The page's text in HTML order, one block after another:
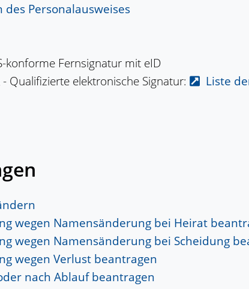
Personalausweises
konforme Fernsignatur mit eID
Qualifizierte elektronische Signatur:
Liste
wegen Namensänderung bei Heirat
wegen Namensänderung bei Scheidung
wegen Verlust beantragen
nach Ablauf beantragen